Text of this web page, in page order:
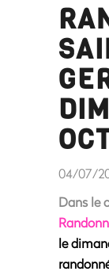
04/07/
Dans le
le